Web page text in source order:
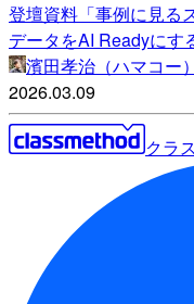
登壇資料「事例に見る
データをAI Readyにす
濱田孝治（ハマコー
2026.03.09
クラ